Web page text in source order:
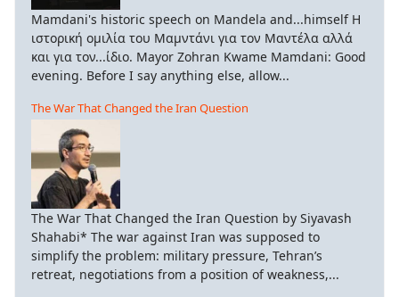
Mamdani's historic speech on Mandela and...himself Η
ιστορική ομιλία του Μαμντάνι για τον Μαντέλα αλλά
και για τον...ίδιο. Mayor Zohran Kwame Mamdani: Good
evening. Before I say anything else, allow...
The War That Changed the Iran Question
The War That Changed the Iran Question by Siyavash
Shahabi* The war against Iran was supposed to
simplify the problem: military pressure, Tehran’s
retreat, negotiations from a position of weakness,...